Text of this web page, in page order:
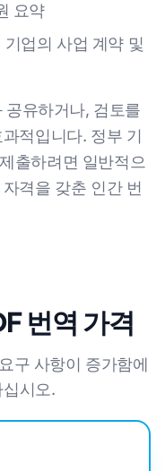
요약
업의 사업 계약 및
유하거나, 검토를
적입니다. 정부 기
출하려면 일반적으
자격을 갖춘 인간 번
번역 가격
구 사항이 증가함에
시오.